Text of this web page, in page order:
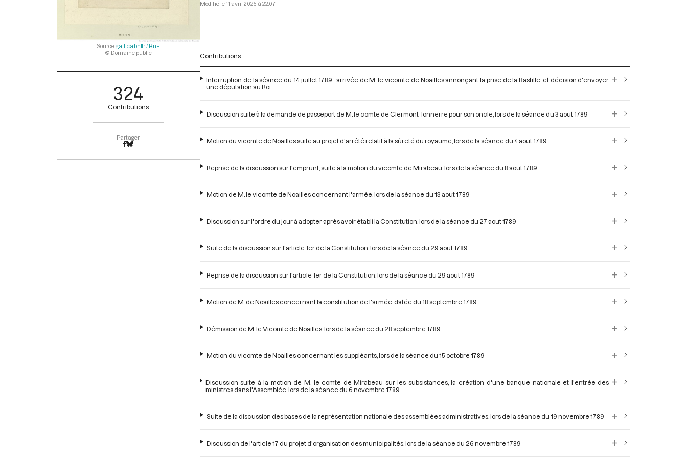
Sourcegallica.bnf.fr / BnF
© Domaine public
324
Contributions
Partager
11 avril 2025 à 22:07
Contributions
Interruption de la séance du 14 juillet 1789 : arrivée de M. le vicomte de Noailles annonçant la prise de la Bastille, et décision d'envoyer
une députation au Roi
Discussion suite à la demande de passeport de M. le comte de Clermont-Tonnerre pour son oncle, lors de la séance du 3 aout 1789
Motion du vicomte de Noailles suite au projet d'arrêté relatif à la sûreté du royaume, lors de la séance du 4 aout 1789
Reprise de la discussion sur l'emprunt, suite à la motion du vicomte de Mirabeau, lors de la séance du 8 aout 1789
Motion de M. le vicomte de Noailles concernant l'armée, lors de la séance du 13 aout 1789
Discussion sur l'ordre du jour à adopter après avoir établi la Constitution, lors de la séance du 27 aout 1789
Suite de la discussion sur l'article 1er de la Constitution, lors de la séance du 29 aout 1789
Reprise de la discussion sur l'article 1er de la Constitution, lors de la séance du 29 aout 1789
Motion de M. de Noailles concernant la constitution de l'armée, datée du 18 septembre 1789
Démission de M. le Vicomte de Noailles, lors de la séance du 28 septembre 1789
Motion du vicomte de Noailles concernant les suppléants, lors de la séance du 15 octobre 1789
Discussion suite à la motion de M. le comte de Mirabeau sur les subsistances, la création d'une banque nationale et l'entrée des
ministres dans l'Assemblée, lors de la séance du 6 novembre 1789
Suite de la discussion des bases de la représentation nationale des assemblées administratives, lors de la séance du 19 novembre 1789
Discussion de l'article 17 du projet d'organisation des municipalités, lors de la séance du 26 novembre 1789